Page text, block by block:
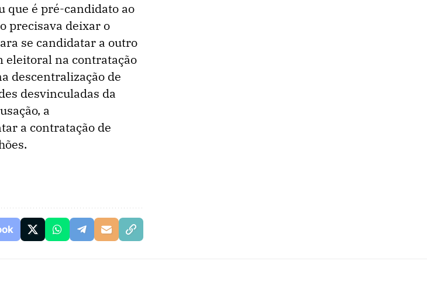
que é pré-candidato ao
precisava deixar o
se candidatar a outro
eleitoral na contratação
descentralização de
desvinculadas da
a
a contratação de